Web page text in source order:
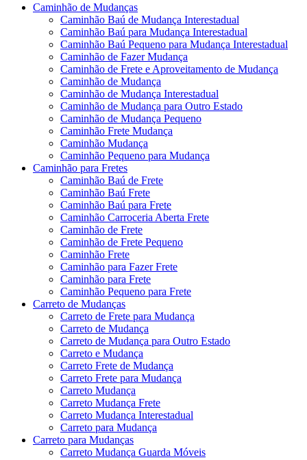
Caminhão de Mudanças
Caminhão Baú de Mudança Interestadual
Caminhão Baú para Mudança Interestadual
Caminhão Baú Pequeno para Mudança Interestadual
Caminhão de Fazer Mudança
Caminhão de Frete e Aproveitamento de Mudança
Caminhão de Mudança
Caminhão de Mudança Interestadual
Caminhão de Mudança para Outro Estado
Caminhão de Mudança Pequeno
Caminhão Frete Mudança
Caminhão Mudança
Caminhão Pequeno para Mudança
Caminhão para Fretes
Caminhão Baú de Frete
Caminhão Baú Frete
Caminhão Baú para Frete
Caminhão Carroceria Aberta Frete
Caminhão de Frete
Caminhão de Frete Pequeno
Caminhão Frete
Caminhão para Fazer Frete
Caminhão para Frete
Caminhão Pequeno para Frete
Carreto de Mudanças
Carreto de Frete para Mudança
Carreto de Mudança
Carreto de Mudança para Outro Estado
Carreto e Mudança
Carreto Frete de Mudança
Carreto Frete para Mudança
Carreto Mudança
Carreto Mudança Frete
Carreto Mudança Interestadual
Carreto para Mudança
Carreto para Mudanças
Carreto Mudança Guarda Móveis